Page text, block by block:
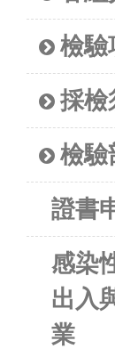
檢驗
採檢
檢驗
證書
感染
出入
業